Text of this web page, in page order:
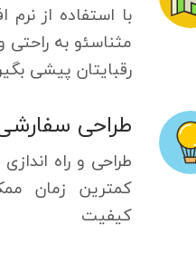
با استفاده از نرم
مثناسئو به راحتی
رقبایتان پیشی
طراحی
طراحی و راه
کمترین زمان
کیفیت